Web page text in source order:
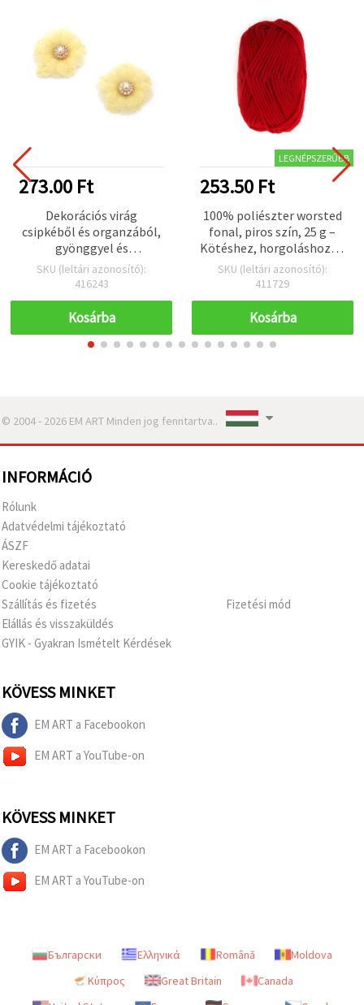
273.00 Ft
Dekorációs virág
csipkéből és organzából,
gyönggyel és
kristályokkal, 45 mm,
sárga – 2 db
SKU (leltári azonosító):
416243
Kosárba
LEGNÉPSZERŰBB
253.50 Ft
100% poliészter worsted
fonal, piros szín, 25 g –
Kötéshez, horgoláshoz és
kreatív kézműves
projektekhez
SKU (leltári azonosító):
411729
Kosárba
© 2004 - 2026 EM ART Minden jog fenntartva..
INFORMÁCIÓ
Rólunk
Adatvédelmi tájékoztató
ÁSZF
Kereskedő adatai
Cookie tájékoztató
Szállítás és fizetés
Elállás és visszaküldés
GYIK - Gyakran Ismételt Kérdések
Fizetési mód
KÖVESS MINKET
EM ART a Facebookon
EM ART a YouTube-on
KÖVESS MINKET
EM ART a Facebookon
EM ART a YouTube-on
Български Ελληνικά Română
Moldova
Κύπρος
Great Britain
Canada